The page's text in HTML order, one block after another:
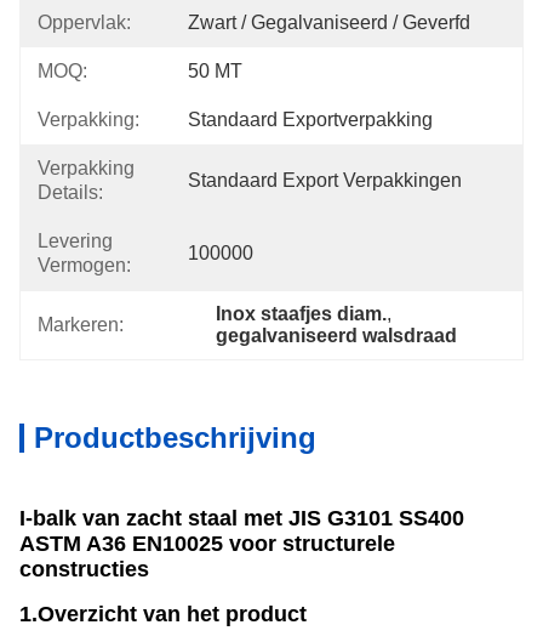
Oppervlak: Zwart / Gegalvaniseerd / Geverfd
MOQ: 50 MT
Verpakking: Standaard Exportverpakking
Verpakking
Details:
Standaard Export Verpakkingen
Levering
Vermogen:
100000
Markeren:
Inox staafjes diam.,
gegalvaniseerd walsdraad
Productbeschrijving
I-balk van zacht staal met JIS G3101 SS400
ASTM A36 EN10025 voor structurele
constructies
1.Overzicht van het product